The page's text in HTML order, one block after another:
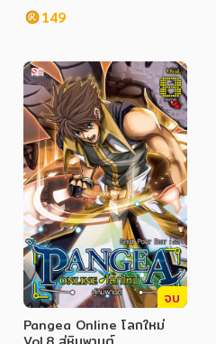
149
จบ
Pangea Online โลกใหม่